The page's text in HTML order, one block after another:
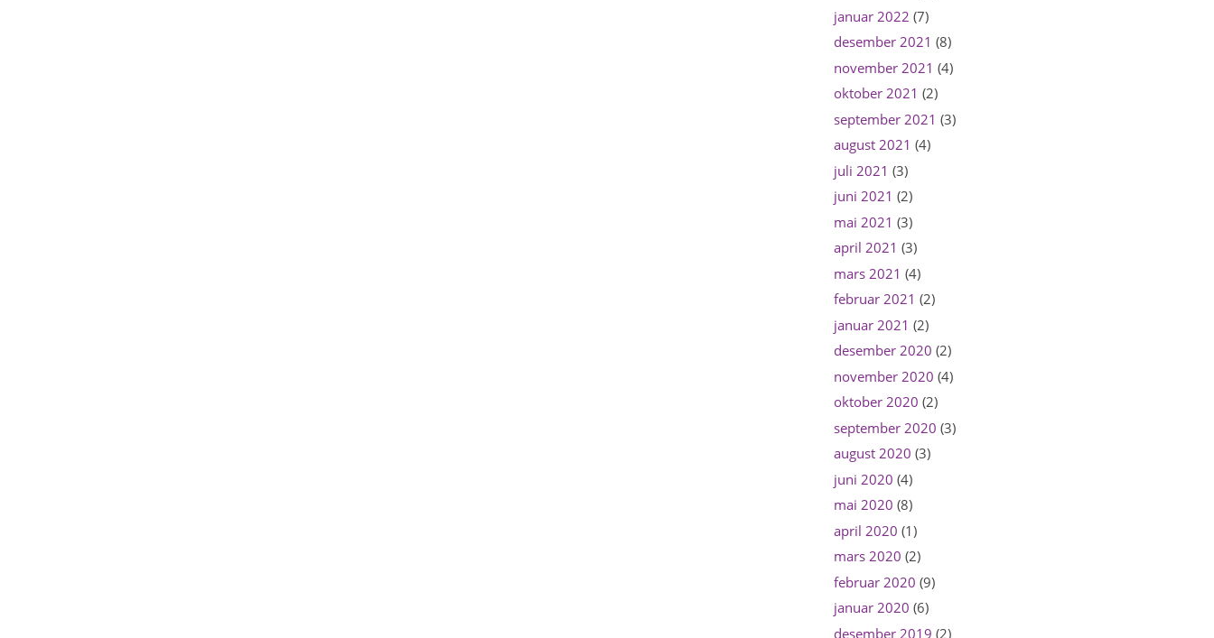
januar 2022 (7)
desember 2021 (8)
november 2021 (4)
oktober 2021 (2)
september 2021 (3)
august 2021 (4)
juli 2021 (3)
juni 2021 (2)
mai 2021 (3)
april 2021 (3)
mars 2021 (4)
februar 2021 (2)
januar 2021 (2)
desember 2020 (2)
november 2020 (4)
oktober 2020 (2)
september 2020 (3)
august 2020 (3)
juni 2020 (4)
mai 2020 (8)
april 2020 (1)
mars 2020 (2)
februar 2020 (9)
januar 2020 (6)
desember 2019 (2)